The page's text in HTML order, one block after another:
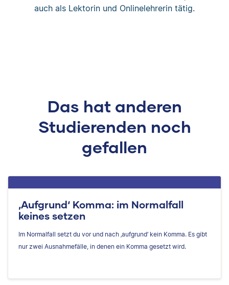
auch als Lektorin und Onlinelehrerin tätig.
Das hat anderen
Studierenden noch
gefallen
‚Aufgrund‘ Komma: im Normalfall
keines setzen
Im Normalfall setzt du vor und nach ‚aufgrund‘ kein Komma. Es gibt
nur zwei Ausnahmefälle, in denen ein Komma gesetzt wird.